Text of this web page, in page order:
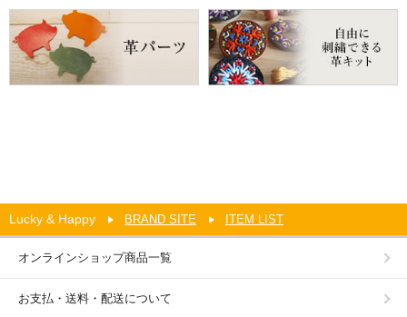
Lucky & Happy BRAND SITE ITEM LIST
オンラインショップ商品一覧
お支払・送料・配送について